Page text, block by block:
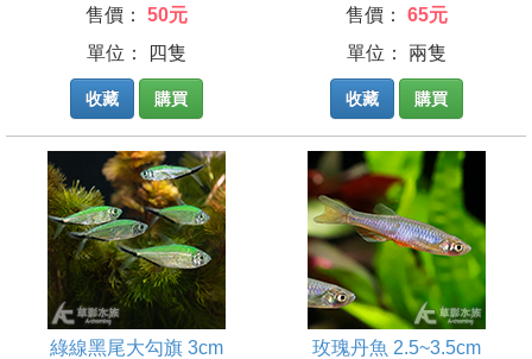
售價：
50元
單位： 四隻
收藏 購買
售價：
65元
單位： 兩隻
收藏 購買
綠線黑尾大勾旗 3cm 玫瑰丹魚 2.5~3.5cm